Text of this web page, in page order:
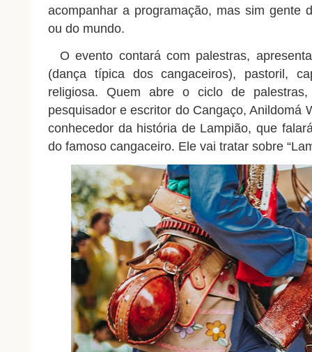
acompanhar a programação, mas sim gente
ou do mundo.
O evento contará com palestras,
(dança típica dos cangaceiros), pastoril,
religiosa. Quem abre o ciclo de
pesquisador e escritor do Cangaço, Anildomá
conhecedor da história de Lampião, que
do famoso cangaceiro. Ele vai tratar sobre